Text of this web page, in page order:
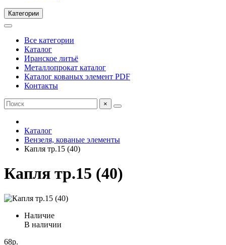
Категории
Все категории
Каталог
Иранское литьё
Металлопрокат каталог
Каталог кованых элемент PDF
Контакты
×
Каталог
Вензеля, кованые элементы
Капля тр.15 (40)
Капля тр.15 (40)
Наличие
В наличии
68р.